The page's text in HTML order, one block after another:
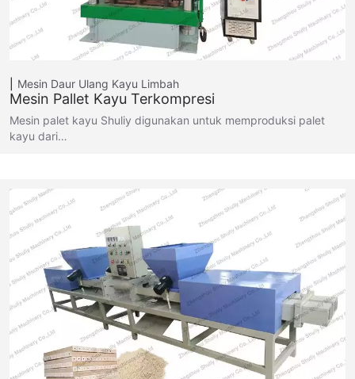
Mesin Daur Ulang Kayu Limbah
Mesin Pallet Kayu Terkompresi
Mesin palet kayu Shuliy digunakan untuk memproduksi palet
kayu dari…